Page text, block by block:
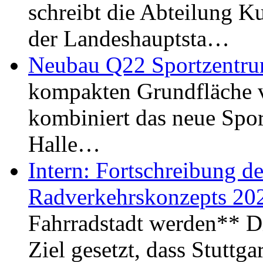
schreibt die Abteilung
der Landeshauptsta…
Neubau Q22
kompakten Grundfläche
kombiniert das neue
Halle…
Intern: Fortschreibung
Radverkehrskonzepts
Fahrradstadt werden**
Ziel gesetzt, dass